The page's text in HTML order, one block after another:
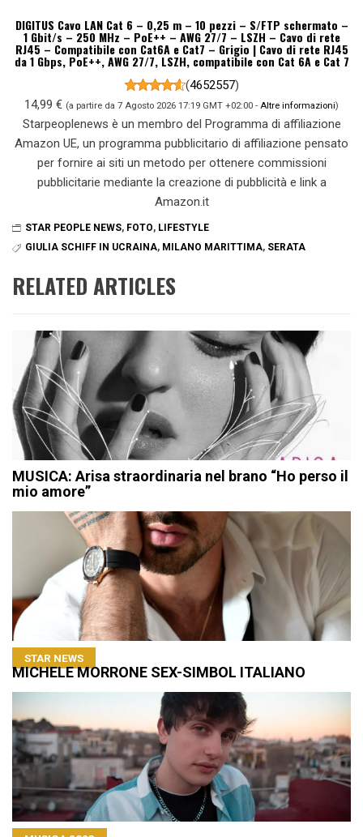
DIGITUS Cavo LAN Cat 6 – 0,25 m – 10 pezzi – S/FTP schermato –
1 Gbit/s – 250 MHz – PoE++ – AWG 27/7 – LSZH – Cavo di rete
RJ45 – Compatibile con Cat6A e Cat7 – Grigio | Cavo di rete RJ45
da 1 Gbps, PoE++, AWG 27/7, LSZH, compatibile con Cat 6A e Cat 7
(4652557)
14,99 € (a partire da 7 Agosto 2026 17:19 GMT +02:00 - Altre informazioni)
Starpeoplenews è un membro del Programma di affiliazione
Amazon UE, un programma pubblicitario di affiliazione pensato
per fornire ai siti un metodo per ottenere commissioni
pubblicitarie mediante la creazione di pubblicità e link a
Amazon.it
STAR PEOPLE NEWS, FOTO, LIFESTYLE
GIULIA SCHIFF IN UCRAINA, MILANO MARITTIMA, SERATA
RELATED ARTICLES
MUSICA: Arisa straordinaria nel brano “Ho perso il
mio amore”
STAR NEWS
MICHELE MORRONE SEX-SIMBOL ITALIANO